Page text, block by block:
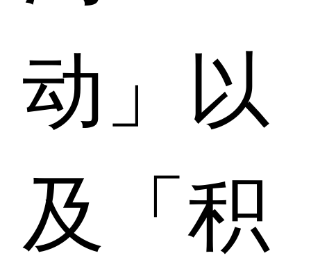
动」以
及「积